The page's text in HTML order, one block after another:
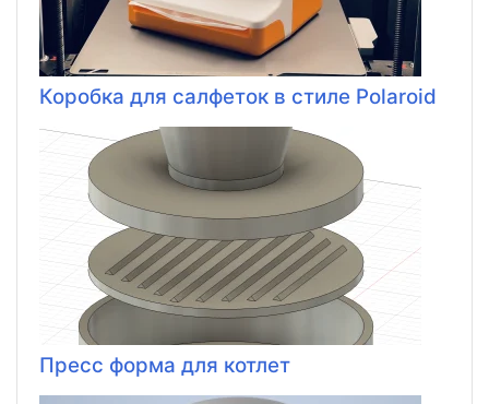
Коробка для салфеток в стиле Polaroid
Пресс форма для котлет